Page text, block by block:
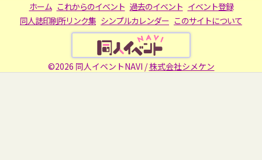
ホーム これからのイベント 過去のイベント イベント登録
同人誌印刷所リンク集 シンプルカレンダー このサイトについて
©2026 同人イベントNAVI /株式会社シメケン